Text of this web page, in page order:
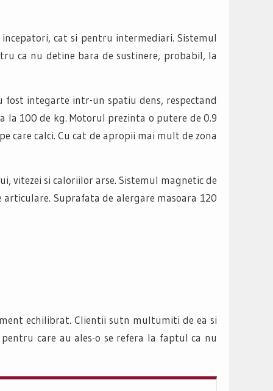
cat si pentru intermediari. Sistemul
ca nu detine bara de sustinere, probabil, la
fost integarte intr-un spatiu dens, respectand
la 100 de kg. Motorul prezinta o putere de 0.9
care calci. Cu cat de apropii mai mult de zona
vitezei si caloriilor arse. Sistemul magnetic de
Suprafata de alergare masoara 120
echilibrat. Clientii sutn multumiti de ea si
care au ales-o se refera la faptul ca nu